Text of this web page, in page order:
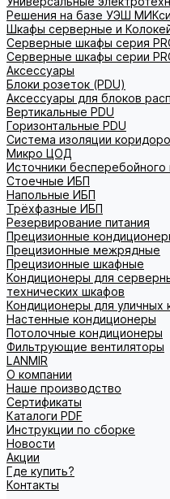
Решения на базе УЭШ
Шкафы серверные и
Серверные шкафы серия
Серверные шкафы серии
Аксессуары
Блоки розеток (PDU)
Аксессуары для блоков
Вертикальные PDU
Горизонтальные PDU
Система изоляции
Микро ЦОД
Источники бесперебойного
Стоечные ИБП
Напольные ИБП
Трёхфазные ИБП
Резервирование питания
Прецизионные
Прецизионные межрядные
Прецизионные шкафные
Кондиционеры для
технических шкафов
Кондиционеры для уличных
Настенные кондиционеры
Потолочные кондиционеры
Фильтрующие вентиляторы
LANMIR
О компании
Наше производство
Сертификаты
Каталоги PDF
Инструкции по сборке
Новости
Акции
Где купить?
Контакты